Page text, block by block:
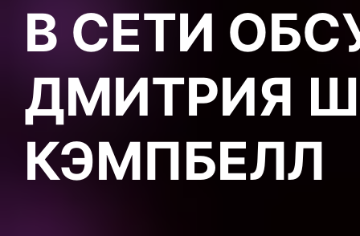
В СЕТИ
ДМИТРИЯ
КЭМПБЕЛЛ